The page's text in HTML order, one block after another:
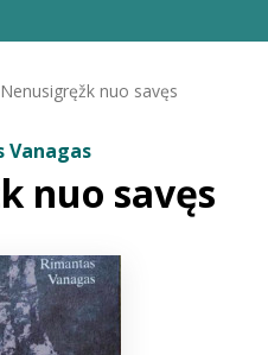
Nenusigręžk nuo savęs
Vanagas
nuo savęs